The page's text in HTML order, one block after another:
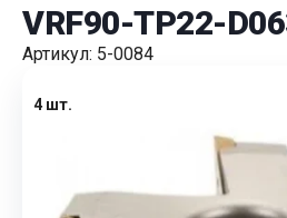
VRF90-TP22-
Артикул: 5-0084
4 шт.